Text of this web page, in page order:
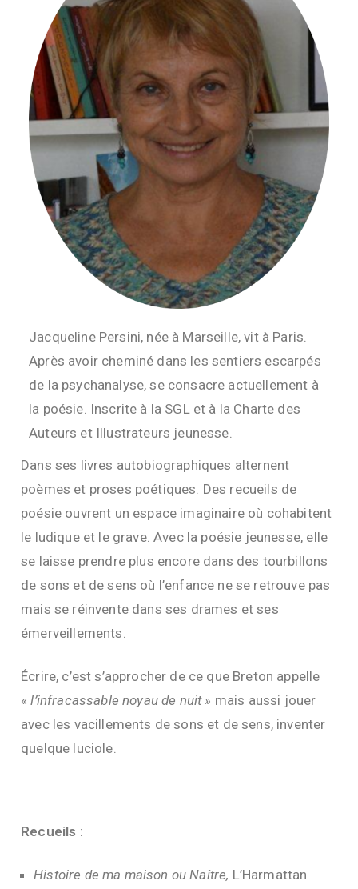
Jacqueline Persini, née à Marseille, vit à Paris.
Après avoir cheminé dans les sentiers escarpés
de la psychanalyse, se consacre actuellement à
la poésie. Inscrite à la SGL et à la Charte des
Auteurs et Illustrateurs jeunesse.
Dans ses livres autobiographiques alternent
poèmes et proses poétiques. Des recueils de
poésie ouvrent un espace imaginaire où cohabitent
le ludique et le grave. Avec la poésie jeunesse, elle
se laisse prendre plus encore dans des tourbillons
de sons et de sens où l’enfance ne se retrouve pas
mais se réinvente dans ses drames et ses
émerveillements.
Écrire, c’est s’approcher de ce que Breton appelle
«l’infracassable noyau de nuit » mais aussi jouer
avec les vacillements de sons et de sens, inventer
quelque luciole.
Recueils :
Histoire de ma maison ou Naître, L’Harmattan